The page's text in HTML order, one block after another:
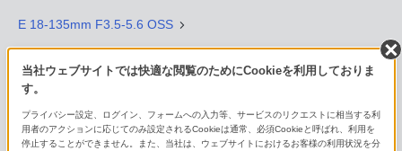
E 18-135mm F3.5-5.6 OSS
E 18-200mm F3.5-6.3 OSS LE
E PZ 18-200mm F3.5-6.3 OSS
E 55-210mm F4.5-6.3 OSS
当社ウェブサイトでは快適な閲覧のためにCookieを利用しておりま
す。
プライバシー設定、ログイン、フォームへの入力等、サービスのリクエストに相当する利
用者のアクションに応じてのみ設定されるCookieは通常、必須Cookieと呼ばれ、利用を
停止することができません。また、当社は、ウェブサイトにおけるお客様の利用状況を分